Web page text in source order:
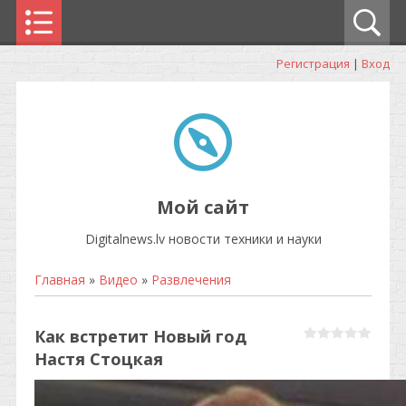
Регистрация | Вход
Мой сайт
Digitalnews.lv новости техники и науки
Главная » Видео » Развлечения
Как встретит Новый год
Настя Стоцкая